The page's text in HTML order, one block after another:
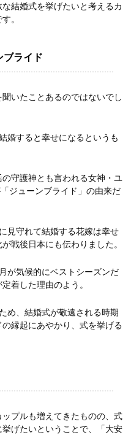
結婚式を挙げたいと考えるカ
。
ブライド
いたことあるのではないでし
婚すると幸せになるというも
守護神とも言われる女神・ユ
ジューンブライド」の由来だ
見守れて結婚する花嫁は幸せ
戦後日本にも伝わりました。
が気候的にベストシーズンだ
着した理由のよう。
め、結婚式が敬遠される時期
縁起にあやかり、式を挙げる
プルも増えてきたものの、式
げたいということで、「大安